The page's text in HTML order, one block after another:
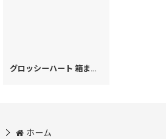
グロッシーハート 箱まち口金付き札入れ［t］
ホーム